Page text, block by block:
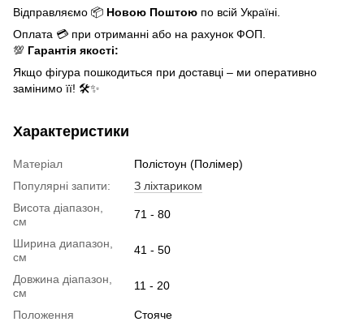
Відправляємо 📦 Новою Поштою по всій Україні.
Оплата 💳 при отриманні або на рахунок ФОП.
💯 Гарантія якості:
Якщо фігура пошкодиться при доставці – ми оперативно
замінимо її! 🛠️✨
Характеристики
Матеріал
Полістоун (Полімер)
Популярні запити:
З ліхтариком
Висота діапазон,
см
71 - 80
Ширина диапазон,
см
41 - 50
Довжина діапазон,
см
11 - 20
Положення
Стояче